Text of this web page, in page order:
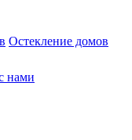
Остекление домов
нами